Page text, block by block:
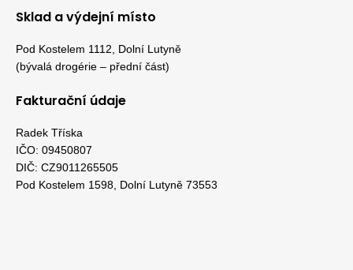
Sklad a výdejní místo
Pod Kostelem 1112, Dolní Lutyně
(bývalá drogérie – přední část)
Fakturační údaje
Radek Tříska
IČO: 09450807
DIČ: CZ9011265505
Pod Kostelem 1598, Dolní Lutyně 73553